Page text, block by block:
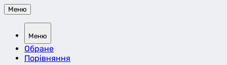
Меню
Меню
Обране
Порівняння